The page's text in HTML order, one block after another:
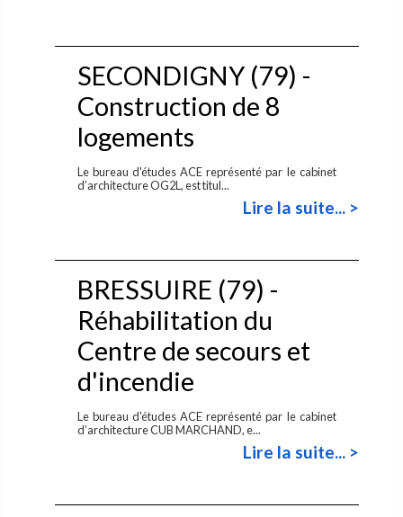
SECONDIGNY (79) -
Construction de 8
logements
Le bureau d'études ACE représenté par le cabinet
d’architecture OG2L, est titul...
Lire la suite... >
BRESSUIRE (79) -
Réhabilitation du
Centre de secours et
d'incendie
Le bureau d'études ACE représenté par le cabinet
d’architecture CUB MARCHAND, e...
Lire la suite... >